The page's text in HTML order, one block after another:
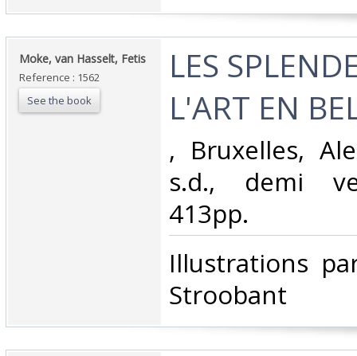
‎Moke, van Hasselt, Fetis‎
Reference : 1562
See the book
‎LES
L'ART EN
‎, Bruxelles,
s.d., demi
413pp.‎
‎Illustrations
Stroobant‎